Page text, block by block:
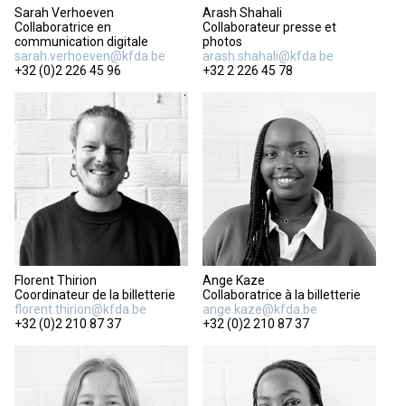
Sarah Verhoeven
Collaboratrice en
communication digitale
sarah.verhoeven@kfda.be
+32 (0)2 226 45 96
Arash Shahali
Collaborateur presse et
photos
arash.shahali@kfda.be
+32 2 226 45 78
Florent Thirion
Coordinateur de la billetterie
florent.thirion@kfda.be
+32 (0)2 210 87 37
Ange Kaze
Collaboratrice à la billetterie
ange.kaze@kfda.be
+32 (0)2 210 87 37